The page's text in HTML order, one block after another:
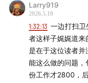
所以这次，我们想听
可以是关于卖房、
决定暂时不买房。
你为什么做出那个
力、家庭讨论、亲
Larry919
2026.5.10
1:32:13 一边打扫
者这样子娓娓道
是在于这位读者并
能这么做的问题
份工作才2800，